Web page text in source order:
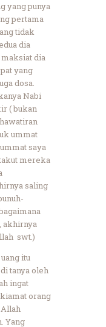
yang punya
pertama
tidak
dia
dia
yang
dosa.
Nabi
( bukan
ummat
saya
mereka
saling
akhirnya
swt.)
itu
tanya oleh
ingat
orang
Yang